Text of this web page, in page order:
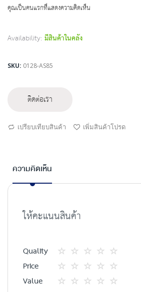
คุณเป็นคนแรกที่แสดงความคิดเห็น
Availability: มีสินค้าในคลัง
SKU 0128-AS85
ติดต่อเรา
เปรียบเทียบสินค้า เพิ่มสินค้าโปรด
ความคิดเห็น
ให้คะแนนสินค้า
Quality
1
star
2
ดาว
3
ดาว
4
ดาว
5
ดาว
Price
1
2
3
4
5
Value